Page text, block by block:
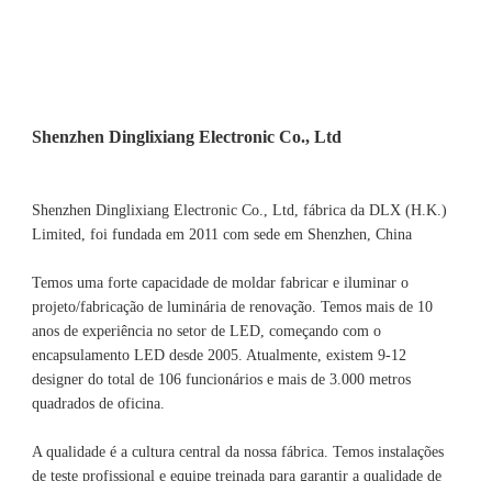
Shenzhen Dinglixiang Electronic Co., Ltd, fábrica da DLX (H.K.)
Limited, foi fundada em 2011 com sede em Shenzhen, China
Temos uma forte capacidade de moldar fabricar e iluminar o
projeto/fabricação de luminária de renovação. Temos mais de 10
anos de experiência no setor de LED, começando com o
encapsulamento LED desde 2005. Atualmente, existem 9-12
designer do total de 106 funcionários e mais de 3.000 metros
A qualidade é a cultura central da nossa fábrica. Temos instalações
de teste profissional e equipe treinada para garantir a qualidade de